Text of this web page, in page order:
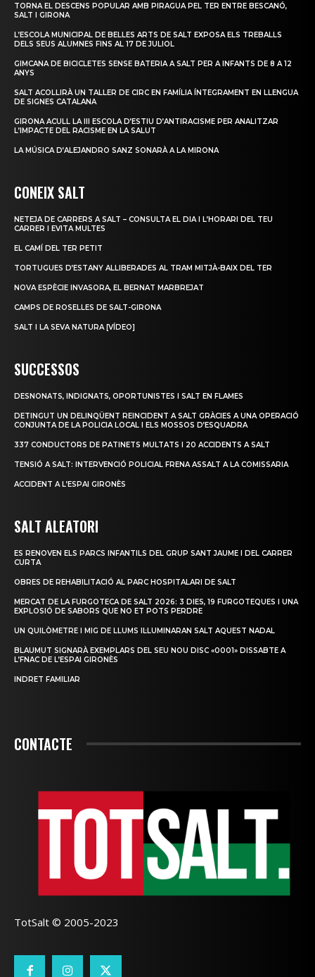
TORNA EL DESCENS POPULAR AMB PIRAGUA PEL TER ENTRE BESCANÓ,
SALT I GIRONA
L’ESCOLA MUNICIPAL DE BELLES ARTS DE SALT EXPOSA ELS TREBALLS
DELS SEUS ALUMNES FINS AL 17 DE JULIOL
GIMCANA DE BICICLETES SENSE BATERIA A SALT PER A INFANTS DE 8 A 12
ANYS
SALT ACOLLIRÀ UN TALLER DE CIRC EN FAMÍLIA ÍNTEGRAMENT EN LLENGUA
DE SIGNES CATALANA
GIRONA ACULL LA III ESCOLA D’ESTIU D’ANTIRACISME PER ANALITZAR
L’IMPACTE DEL RACISME EN LA SALUT
LA MÚSICA D’ALEJANDRO SANZ SONARÀ A LA MIRONA
CONEIX SALT
NETEJA DE CARRERS A SALT – CONSULTA EL DIA I L’HORARI DEL TEU
CARRER I EVITA MULTES
EL CAMÍ DEL TER PETIT
TORTUGUES D’ESTANY ALLIBERADES AL TRAM MITJÀ-BAIX DEL TER
NOVA ESPÈCIE INVASORA, EL BERNAT MARBREJAT
CAMPS DE ROSELLES DE SALT-GIRONA
SALT I LA SEVA NATURA [VÍDEO]
SUCCESSOS
DESNONATS, INDIGNATS, OPORTUNISTES I SALT EN FLAMES
DETINGUT UN DELINQÜENT REINCIDENT A SALT GRÀCIES A UNA OPERACIÓ
CONJUNTA DE LA POLICIA LOCAL I ELS MOSSOS D’ESQUADRA
337 CONDUCTORS DE PATINETS MULTATS I 20 ACCIDENTS A SALT
TENSIÓ A SALT: INTERVENCIÓ POLICIAL FRENA ASSALT A LA COMISSARIA
ACCIDENT A L’ESPAI GIRONÈS
SALT ALEATORI
ES RENOVEN ELS PARCS INFANTILS DEL GRUP SANT JAUME I DEL CARRER
CURTA
OBRES DE REHABILITACIÓ AL PARC HOSPITALARI DE SALT
MERCAT DE LA FURGOTECA DE SALT 2026: 3 DIES, 19 FURGOTEQUES I UNA
EXPLOSIÓ DE SABORS QUE NO ET POTS PERDRE
UN QUILÒMETRE I MIG DE LLUMS IL·LUMINARAN SALT AQUEST NADAL
BLAUMUT SIGNARÀ EXEMPLARS DEL SEU NOU DISC «0001» DISSABTE A
L’FNAC DE L’ESPAI GIRONÈS
INDRET FAMILIAR
CONTACTE
TotSalt © 2005-2023